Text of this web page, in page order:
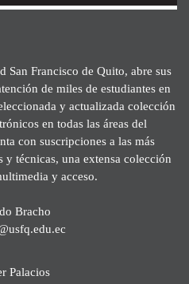
San Francisco de Quito, abre sus
de miles de estudiantes en
y actualizada colección
en todas las áreas del
con suscripciones a las más
técnicas, una extensa colección
y acceso.
Bracho
Palacios